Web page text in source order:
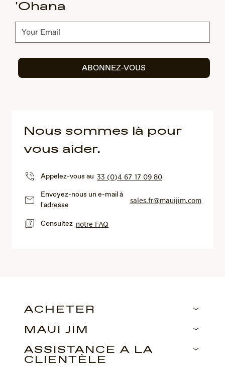
'Ohana
Abonnez-
vous
ABONNEZ-VOUS
Nous sommes là pour
vous aider.
Appelez-vous au33 (0)4 67 17 09 80
Envoyez-nous un e-mail à
l'adresse
sales.fr@mauijim.com
Consultez notre FAQ
ACHETER
MAUI JIM
ASSISTANCE À LA
CLIENTÈLE